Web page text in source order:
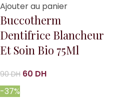
Ajouter au panier
Buccotherm
Dentifrice Blancheur
Et Soin Bio 75Ml
90DH 60 DH
-37%